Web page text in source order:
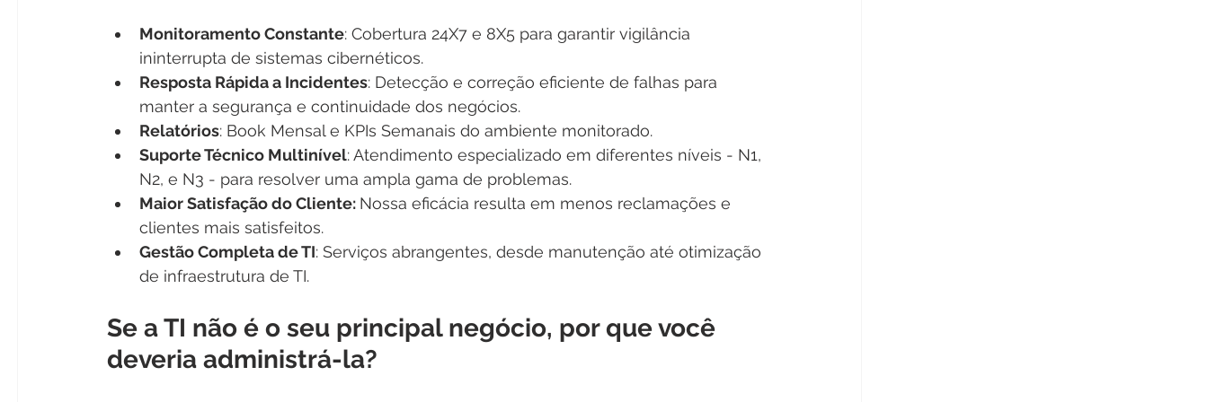
Monitoramento Constante: Cobertura 24X7 e 8X5 para garantir vigilância
ininterrupta de sistemas cibernéticos.
Resposta Rápida a Incidentes: Detecção e correção eficiente de falhas para
manter a segurança e continuidade dos negócios.
Relatórios: Book Mensal e KPIs Semanais do ambiente monitorado.
Suporte Técnico Multinível: Atendimento especializado em diferentes níveis - N1,
N2, e N3 - para resolver uma ampla gama de problemas.
Maior Satisfação do Cliente: Nossa eficácia resulta em menos reclamações e
clientes mais satisfeitos.
Gestão Completa de TI: Serviços abrangentes, desde manutenção até otimização
de infraestrutura de TI.
Se a TI não é o seu principal negócio, por que você
deveria administrá-la?